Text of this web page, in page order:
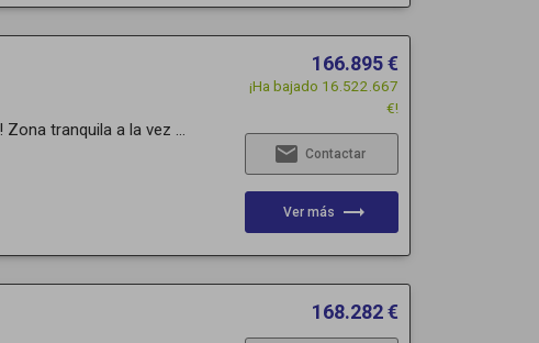
tranquila a la vez ...
166.895 €
¡Ha bajado 16.522.667
€!
email Contactar
Ver más trending_flat
168.282 €